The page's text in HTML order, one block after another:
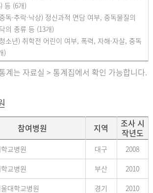
등 (6개)
독·추락·낙상) 정신과적 면담 여부, 중독물질의
의 종류 등 (13개)
소년) 취학전 어린이 여부, 폭력, 자해·자살, 중독
)
계는 자료실 > 통계집에서 확인 가능합니다.
참여병원 지역
조사 시
작년도
교병원 대구
2008
교병원
부산
2010
대학교병원
경기
2010